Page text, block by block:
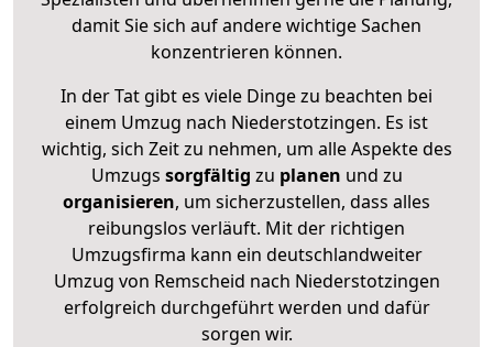
damit Sie sich auf andere wichtige Sachen
konzentrieren können.
In der Tat gibt es viele Dinge zu beachten bei
einem Umzug nach Niederstotzingen. Es ist
wichtig, sich Zeit zu nehmen, um alle Aspekte des
Umzugs sorgfältig zu planen und zu
organisieren, um sicherzustellen, dass alles
reibungslos verläuft. Mit der richtigen
Umzugsfirma kann ein deutschlandweiter
Umzug von Remscheid nach Niederstotzingen
erfolgreich durchgeführt werden und dafür
sorgen wir.